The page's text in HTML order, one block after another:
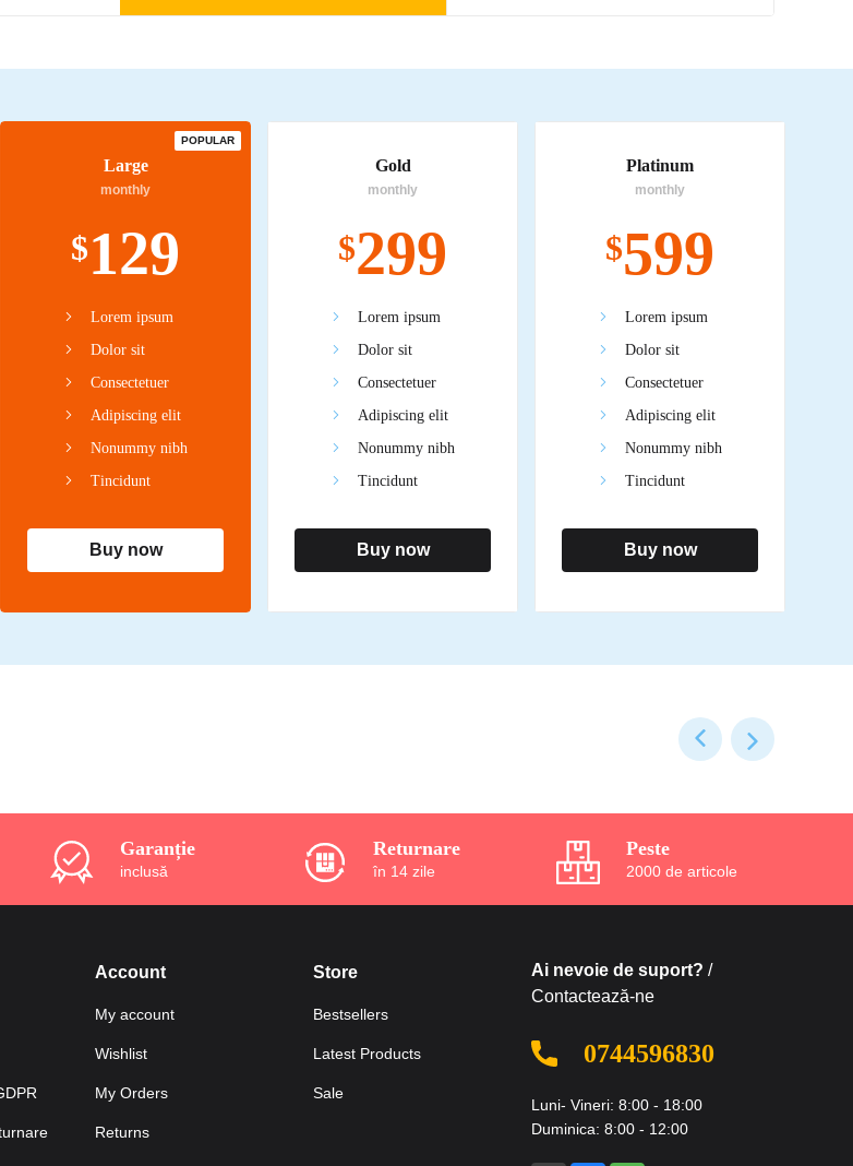
Large
monthly
POPULAR
$129
Lorem ipsum
Dolor sit
Consectetuer
Adipiscing elit
Nonummy nibh
Tincidunt
Buy now
Gold
monthly
$299
Lorem ipsum
Dolor sit
Consectetuer
Adipiscing elit
Nonummy nibh
Tincidunt
Buy now
Platinum
monthly
$599
Lorem ipsum
Dolor sit
Consectetuer
Adipiscing elit
Nonummy nibh
Tincidunt
Buy now
Garanție
inclusă
Returnare
în 14 zile
Peste
2000 de articole
Account
My account
Wishlist
My Orders
Returns
Store
Bestsellers
Latest Products
Sale
Ai nevoie de suport? /
Contactează-ne
0744596830
Luni- Vineri: 8:00 - 18:00
Duminica: 8:00 - 12:00